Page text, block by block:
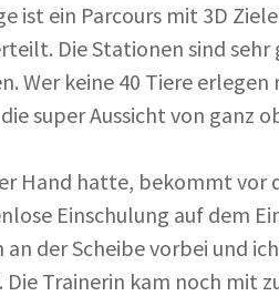
ist ein Parcours mit 3D
Die Stationen sind
Wer keine 40 Tiere
super Aussicht von ganz
Hand hatte, bekommt vor
Einschulung auf dem
der Scheibe vorbei und
Trainerin kam noch mit